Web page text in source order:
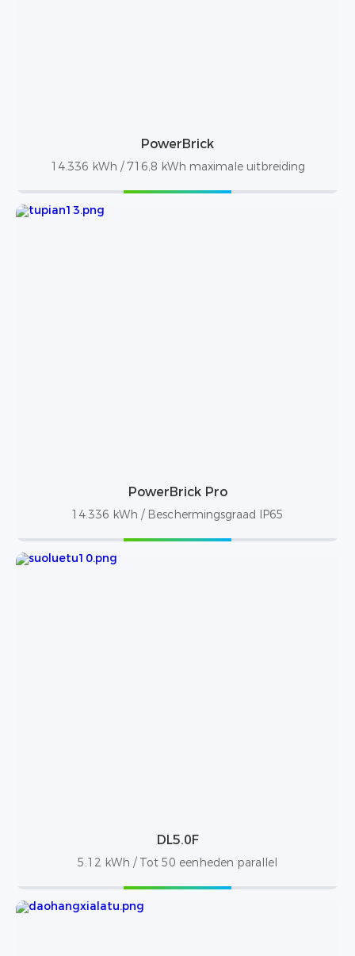
PowerBrick
14.336 kWh / 716,8 kWh maximale uitbreiding
PowerBrick Pro
14.336 kWh / Beschermingsgraad IP65
DL5.0F
5.12 kWh / Tot 50 eenheden parallel